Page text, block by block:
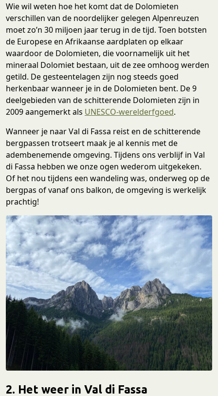
Wie wil weten hoe het komt dat de Dolomieten
verschillen van de noordelijker gelegen Alpenreuzen
moet zo’n 30 miljoen jaar terug in de tijd. Toen botsten
de Europese en Afrikaanse aardplaten op elkaar
waardoor de Dolomieten, die voornamelijk uit het
mineraal Dolomiet bestaan, uit de zee omhoog werden
getild. De gesteentelagen zijn nog steeds goed
herkenbaar wanneer je in de Dolomieten bent. De 9
deelgebieden van de schitterende Dolomieten zijn in
2009 aangemerkt als UNESCO-werelderfgoed.
Wanneer je naar Val di Fassa reist en de schitterende
bergpassen trotseert maak je al kennis met de
adembenemende omgeving. Tijdens ons verblijf in Val
di Fassa hebben we onze ogen wederom uitgekeken.
Of het nou tijdens een wandeling was, onderweg op de
bergpas of vanaf ons balkon, de omgeving is werkelijk
prachtig!
2. Het weer in Val di Fassa